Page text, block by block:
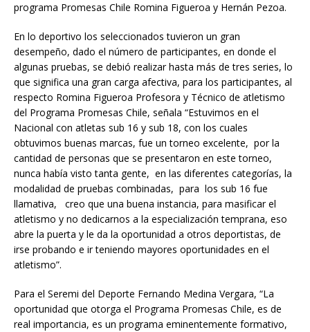
programa Promesas Chile Romina Figueroa y Hernán Pezoa.
En lo deportivo los seleccionados tuvieron un gran
desempeño, dado el número de participantes, en donde el
algunas pruebas, se debió realizar hasta más de tres series, lo
que significa una gran carga afectiva, para los participantes, al
respecto Romina Figueroa Profesora y Técnico de atletismo
del Programa Promesas Chile, señala “Estuvimos en el
Nacional con atletas sub 16 y sub 18, con los cuales
obtuvimos buenas marcas, fue un torneo excelente, por la
cantidad de personas que se presentaron en este torneo,
nunca había visto tanta gente, en las diferentes categorías, la
modalidad de pruebas combinadas, para los sub 16 fue
llamativa, creo que una buena instancia, para masificar el
atletismo y no dedicarnos a la especialización temprana, eso
abre la puerta y le da la oportunidad a otros deportistas, de
irse probando e ir teniendo mayores oportunidades en el
atletismo”.
Para el Seremi del Deporte Fernando Medina Vergara, “La
oportunidad que otorga el Programa Promesas Chile, es de
real importancia, es un programa eminentemente formativo,